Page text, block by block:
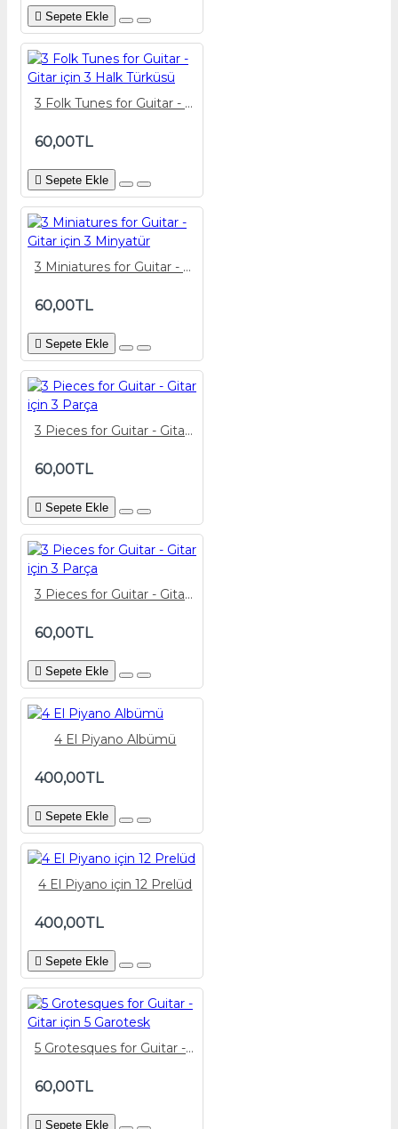
Sepete Ekle
3 Folk Tunes for Guitar - Gitar için 3 Halk Türküsü
60,00TL
Sepete Ekle
3 Miniatures for Guitar - Gitar için 3 Minyatür
60,00TL
Sepete Ekle
3 Pieces for Guitar - Gitar için 3 Parça
60,00TL
Sepete Ekle
3 Pieces for Guitar - Gitar için 3 Parça
60,00TL
Sepete Ekle
4 El Piyano Albümü
400,00TL
Sepete Ekle
4 El Piyano için 12 Prelüd
400,00TL
Sepete Ekle
5 Grotesques for Guitar - Gitar için 5 Garotesk
60,00TL
Sepete Ekle